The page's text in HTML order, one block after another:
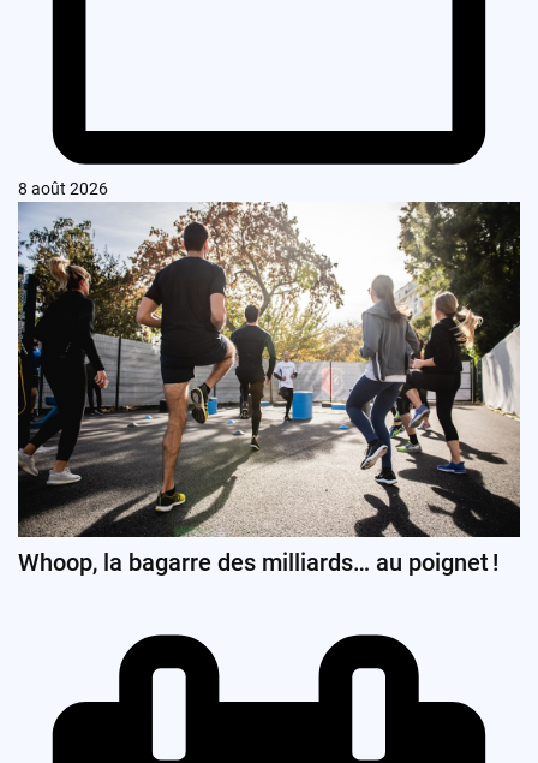
8 août 2026
Whoop, la bagarre des milliards… au poignet !